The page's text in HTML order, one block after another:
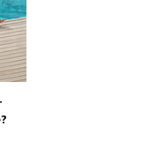
в